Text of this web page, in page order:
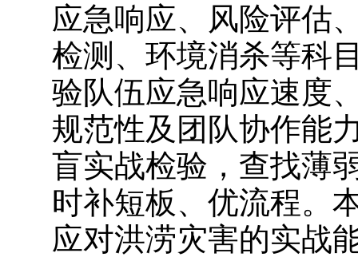
应急响应、风险评估
检测、环境消杀等科
验队伍应急响应速度
规范性及团队协作能
盲实战检验，查找薄
时补短板、优流程。
应对洪涝灾害的实战